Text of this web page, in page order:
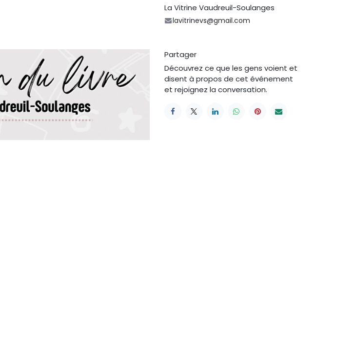
La Vitrine Vaudreuil-Soulanges
lavitrinevs@gmail.com
Partager
Découvrez ce que les gens voient et
disent à propos de cet événement
et rejoignez la conversation.